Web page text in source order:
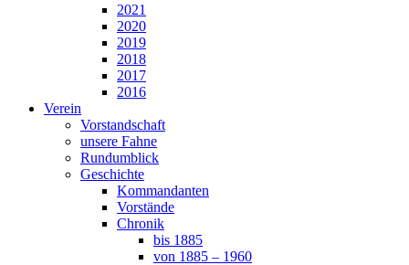
2021
2020
2019
2018
2017
2016
Verein
Vorstandschaft
unsere Fahne
Rundumblick
Geschichte
Kommandanten
Vorstände
Chronik
bis 1885
von 1885 – 1960